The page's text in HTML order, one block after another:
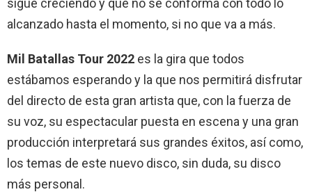
sigue creciendo y que no se conforma con todo lo
alcanzado hasta el momento, si no que va a más.
Mil Batallas Tour 2022 es la gira que todos
estábamos esperando y la que nos permitirá disfrutar
del directo de esta gran artista que, con la fuerza de
su voz, su espectacular puesta en escena y una gran
producción interpretará sus grandes éxitos, así como,
los temas de este nuevo disco, sin duda, su disco
más personal.